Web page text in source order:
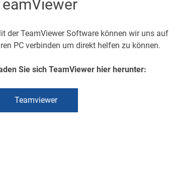
der TeamViewer Software können wir uns auf
PC verbinden um direkt helfen zu können.
Sie sich TeamViewer hier herunter:
Teamviewer